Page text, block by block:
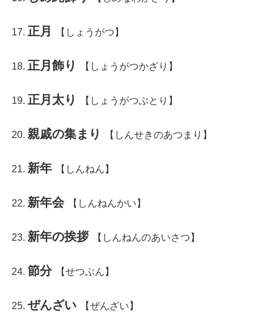
正月 【しょうがつ】
正月飾り 【しょうがつかざり】
正月太り 【しょうがつぶとり】
親戚の集まり 【しんせきのあつまり】
新年 【しんねん】
新年会 【しんねんかい】
新年の挨拶 【しんねんのあいさつ】
節分 【せつぶん】
ぜんざい 【ぜんざい】